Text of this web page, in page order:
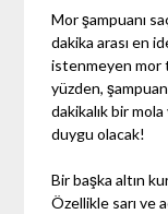
Mor şampuanı
dakika arası en
istenmeyen mor
yüzden,
dakikalık bir
duygu olacak!
Bir başka altın
Özellikle sarı ve